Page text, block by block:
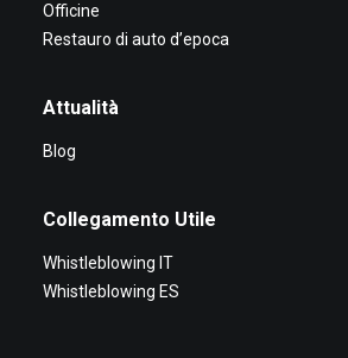
Officine
Restauro di auto d’epoca
Attualità
Blog
Collegamento Utile
Whistleblowing IT
Whistleblowing ES